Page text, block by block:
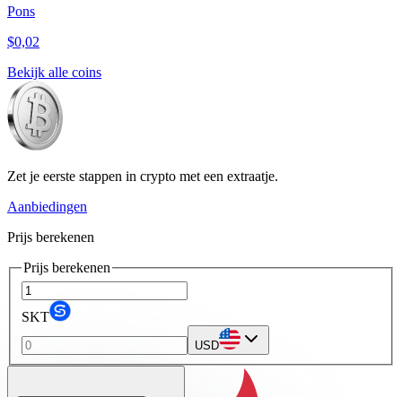
Pons
$0,02
Bekijk alle coins
Zet je eerste stappen in crypto met een extraatje.
Aanbiedingen
Prijs berekenen
Prijs berekenen
SKT
USD